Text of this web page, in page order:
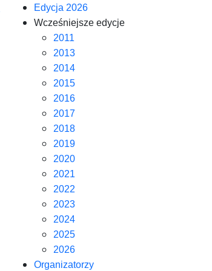
Edycja 2026
Wcześniejsze edycje
2011
2013
2014
2015
2016
2017
2018
2019
2020
2021
2022
2023
2024
2025
2026
Organizatorzy